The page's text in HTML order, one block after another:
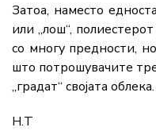
Затоа, наместо
или „лош“,
со многу предности,
што потрошувачите
„градат“ својата облека.
Н.Т